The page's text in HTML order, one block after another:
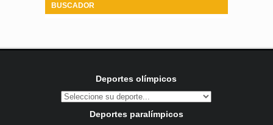
BUSCADOR
Deportes olímpicos
Deportes paralímpicos